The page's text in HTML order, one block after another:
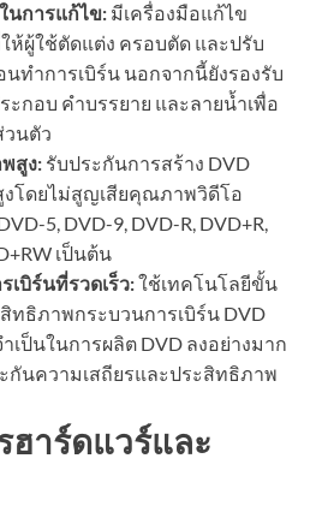
นการแก้ไข: มีเครื่องมือแก้ไข
ห้ผู้ใช้ตัดแต่ง ครอบตัด และปรับ
ทำการเบิร์น นอกจากนี้ยังรองรับ
ะกอบ คำบรรยาย และลายน้ำเพื่อ
วนตัว
สูง: รับประกันการสร้าง DVD
งโดยไม่สูญเสียคุณภาพวิดีโอ
5, DVD-9, DVD-R, DVD+R,
เป็นต้น
เบิร์นที่รวดเร็ว:ใช้เทคโนโลยีขั้น
ทธิภาพกระบวนการเบิร์น DVD
เป็นในการผลิต DVD ลงอย่างมาก
กันความเสถียรและประสิทธิภาพ
ฮาร์ดแวร์และ